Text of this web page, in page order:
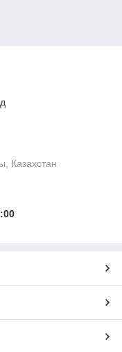
Казахстан